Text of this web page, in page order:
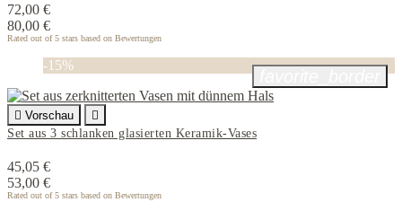
72,00 €
80,00 €
Rated out of 5 stars based on Bewertungen
-15%
 Vorschau

Set aus 3 schlanken glasierten Keramik-Vases
45,05 €
53,00 €
Rated out of 5 stars based on Bewertungen